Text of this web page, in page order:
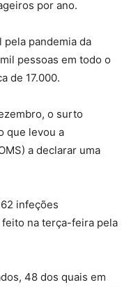
por ano.
pandemia da
pessoas em todo o
de 17.000.
o surto
que levou a
a declarar uma
infeções
na terça-feira pela
48 dos quais em